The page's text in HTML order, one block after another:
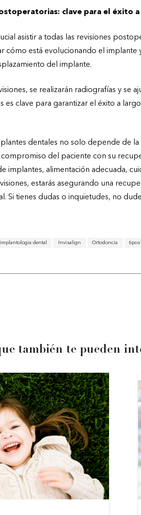
clave para el éxito
asistir a todas las revisiones
cómo está evolucionando el
del implante.
se realizarán radiografías y se
es clave para garantizar el éxito a
dentales no solo depende de
del paciente con su
implantes, alimentación adecuada,
estarás asegurando una
Si tienes dudas o inquietudes, no
implantologia dental Invisalign Ortodoncia tipos
también te pueden